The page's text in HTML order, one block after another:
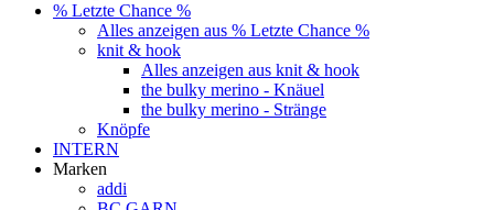
% Letzte Chance %
Alles anzeigen aus % Letzte Chance %
knit & hook
Alles anzeigen aus knit & hook
the bulky merino - Knäuel
the bulky merino - Stränge
Knöpfe
INTERN
Marken
addi